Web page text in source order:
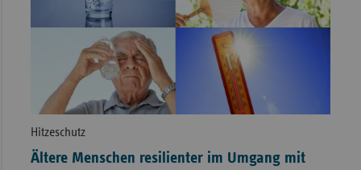
Hitzeschutz
Ältere Menschen resilienter im Umgang mit